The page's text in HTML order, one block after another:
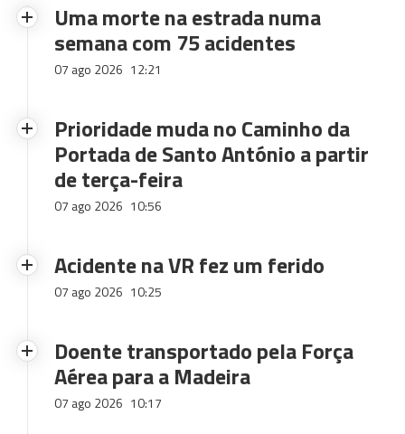
Uma morte na estrada numa
semana com 75 acidentes
07 ago 2026 12:21
Prioridade muda no Caminho da
Portada de Santo António a partir
de terça-feira
07 ago 2026 10:56
Acidente na VR fez um ferido
07 ago 2026 10:25
Doente transportado pela Força
Aérea para a Madeira
07 ago 2026 10:17